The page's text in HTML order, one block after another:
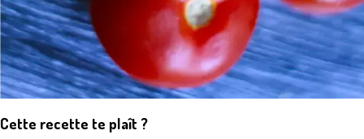
Cette recette te plaît ?